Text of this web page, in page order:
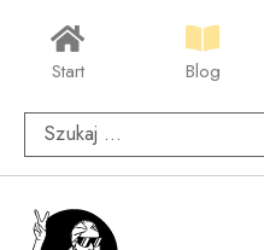
Start Blog